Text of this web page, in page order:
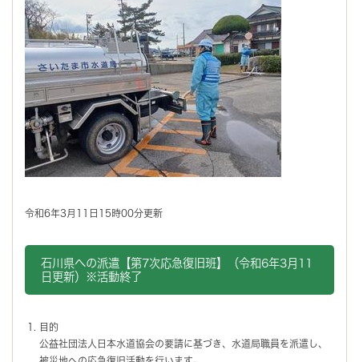
令和6年3月11日15時00分更新
石川県への派遣【第7次応急復旧班】（令和6年3月11
日更新）※活動終了
目的
公益社団法人日本水道協会の要請に基づき、水道局職員を派遣し、